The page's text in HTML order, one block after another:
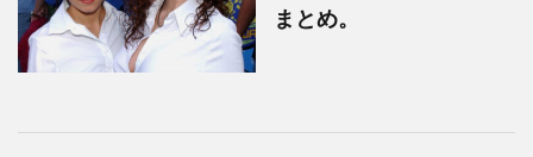
まとめ。